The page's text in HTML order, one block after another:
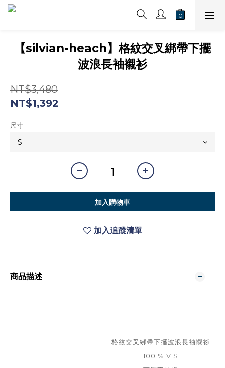
【silvian-heach】格紋交叉綁帶下擺
波浪長袖襯衫
NT$3,480
NT$1,392
尺寸
加入購物車
加入追蹤清單
商品描述
格紋交叉綁帶下擺波浪長袖襯衫
100 % VIS